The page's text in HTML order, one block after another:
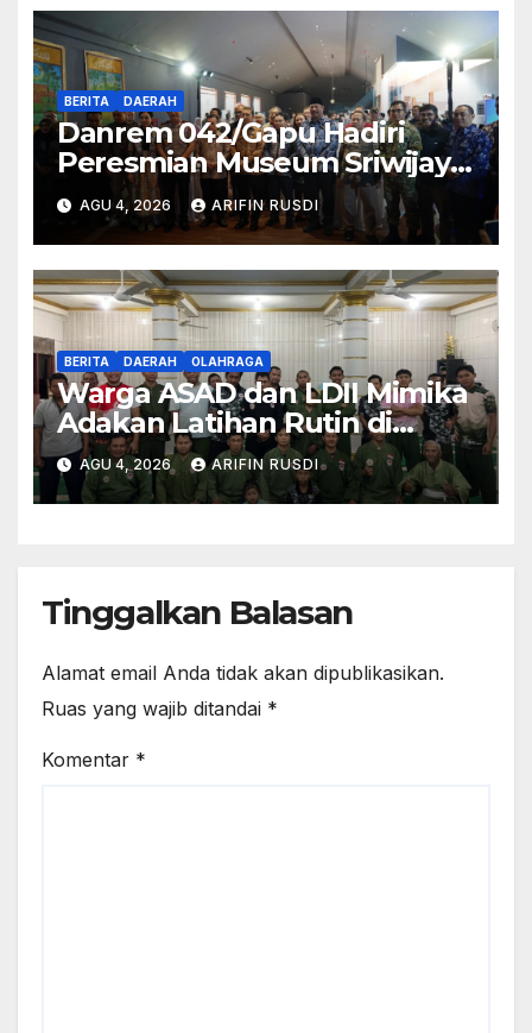
BERITA DAERAH
Danrem 042/Gapu Hadiri
Peresmian Museum Sriwijaya
Dharmakirti oleh Menteri
Kebudayaan RI
AGU 4, 2026 ARIFIN RUSDI
BERITA DAERAH OLAHRAGA
Warga ASAD dan LDII Mimika
Adakan Latihan Rutin di
Bulan Agustus 2026
AGU 4, 2026 ARIFIN RUSDI
Tinggalkan Balasan
Alamat email Anda tidak akan dipublikasikan.
Ruas yang wajib ditandai *
Komentar *